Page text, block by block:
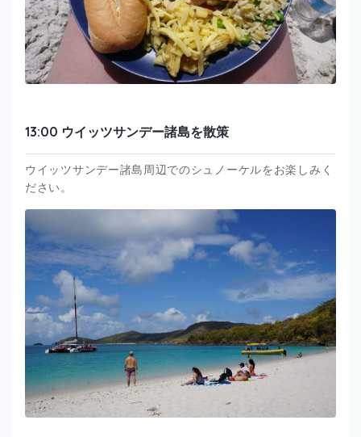
13:00 ウイッツサンデー諸島を散策
ウイッツサンデー諸島周辺でのシュノーケルをお楽しみく
ださい。